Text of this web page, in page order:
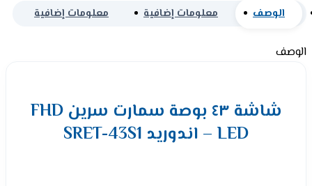
الوصف معلومات إضافية معلومات إضافية
الوصف
شاشة ٤٣ بوصة سمارت سرين FHD
LED – اندوريد SRET-43S1